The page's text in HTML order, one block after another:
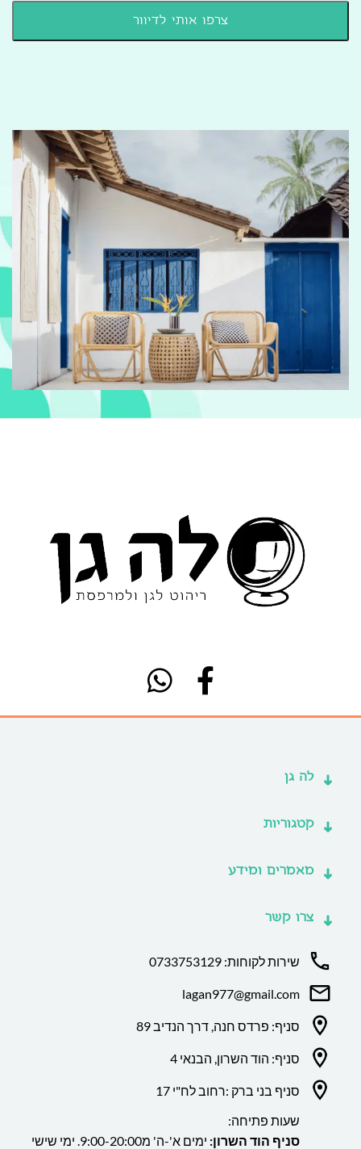
לה גן
קטגוריות
מאמרים ומידע
צרו קשר
שירות לקוחות: 0733753129
lagan977@gmail.com
סניף: פרדס חנה, דרך הנדיב 89
סניף: הוד השרון, הבנאי 4
סניף בני ברק :רחוב לח"י 17
שעות פתיחה:
סניף הוד השרון:
ימים א'-ה' מ9:00-20:00. ימי שישי